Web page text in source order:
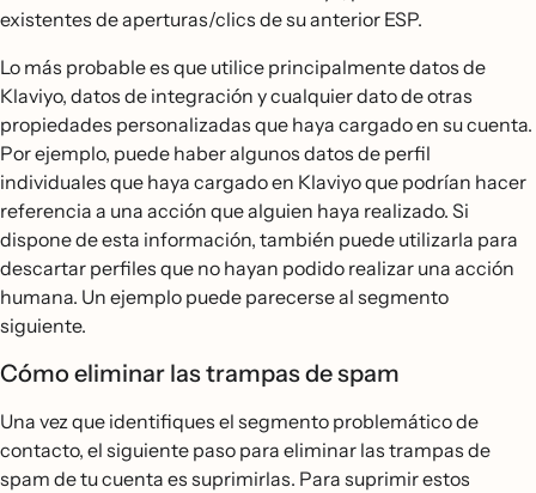
existentes de aperturas/clics de su anterior ESP.
Lo más probable es que utilice principalmente datos de
Klaviyo, datos de integración y cualquier dato de otras
propiedades personalizadas que haya cargado en su cuenta.
Por ejemplo, puede haber algunos datos de perfil
individuales que haya cargado en Klaviyo que podrían hacer
referencia a una acción que alguien haya realizado. Si
dispone de esta información, también puede utilizarla para
descartar perfiles que no hayan podido realizar una acción
humana. Un ejemplo puede parecerse al segmento
siguiente.
Cómo eliminar las trampas de spam
Una vez que identifiques el segmento problemático de
contacto, el siguiente paso para eliminar las trampas de
spam de tu cuenta es suprimirlas. Para suprimir estos